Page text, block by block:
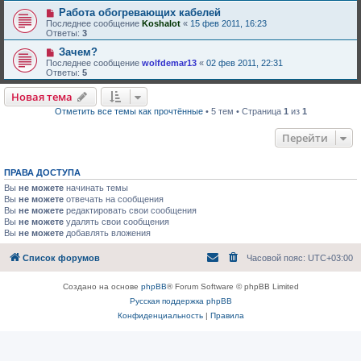
Работа обогревающих кабелей
Последнее сообщение Koshalot « 15 фев 2011, 16:23
Ответы: 3
Зачем?
Последнее сообщение wolfdemar13 « 02 фев 2011, 22:31
Ответы: 5
Новая тема
Отметить все темы как прочтённые• 5 тем • Страница 1 из 1
Перейти
ПРАВА ДОСТУПА
Вы не можете начинать темы
Вы не можете отвечать на сообщения
Вы не можете редактировать свои сообщения
Вы не можете удалять свои сообщения
Вы не можете добавлять вложения
Список форумов Часовой пояс: UTC+03:00
Создано на основе phpBB® Forum Software © phpBB Limited
Русская поддержка phpBB
Конфиденциальность| Правила